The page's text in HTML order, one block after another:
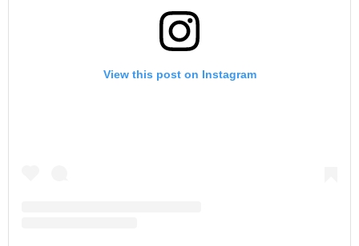
View this post on Instagram